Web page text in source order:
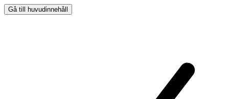
Gå till huvudinnehåll